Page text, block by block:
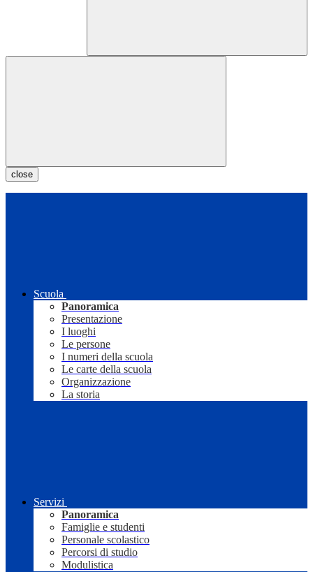
close
Scuola
Panoramica
Presentazione
I luoghi
Le persone
I numeri della scuola
Le carte della scuola
Organizzazione
La storia
Servizi
Panoramica
Famiglie e studenti
Personale scolastico
Percorsi di studio
Modulistica